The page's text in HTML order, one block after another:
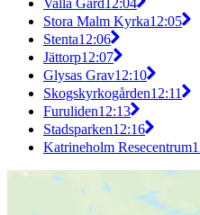
Valla Gård12:04
Stora Malm Kyrka12:05
Stenta12:06
Jättorp12:07
Glysas Grav12:10
Skogskyrkogården12:11
Furuliden12:13
Stadsparken12:16
Katrineholm Resecentrum